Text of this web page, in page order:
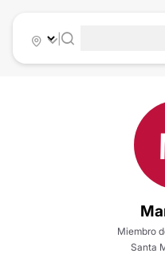
|
Miembro
Santa